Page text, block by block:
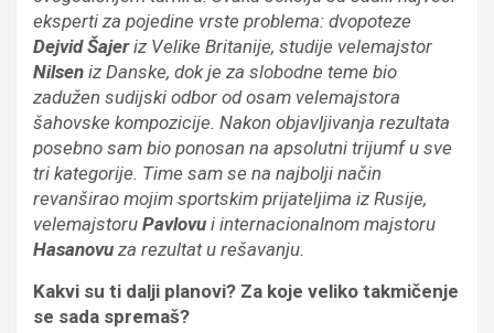
eksperti za pojedine vrste problema: dvopoteze
Dejvid Šajeriz Velike Britanije, studije velemajstor
Nilsen iz Danske, dok je za slobodne teme bio
zadužen sudijski odbor od osam velemajstora
šahovske kompozicije. Nakon objavljivanja rezultata
posebno sam bio ponosan na apsolutni trijumf u sve
tri kategorije. Time sam se na najbolji način
revanširao mojim sportskim prijateljima iz Rusije,
velemajstoru Pavlovu i internacionalnom majstoru
Hasanovu za rezultat u rešavanju.
Kakvi su ti dalji planovi? Za koje veliko takmičenje
se sada spremaš?